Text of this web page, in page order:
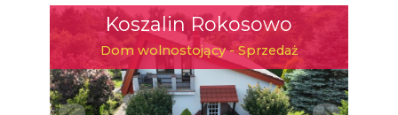
Koszalin Rokosowo
Dom wolnostojący - Sprzedaż